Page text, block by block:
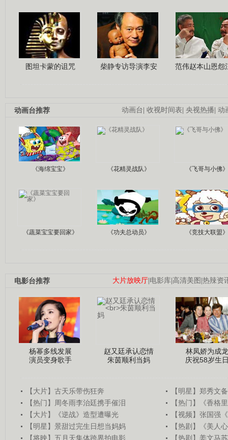
图坦卡蒙的诅咒 柴静专访导演李安 范伟赵本山恩怨
动画台| 收视时间表| 央视热播| 动
动画台推荐
《海绵宝宝》 《花精灵战队》 《飞哥与小佛》
《蔬菜宝宝要回家》 《功夫总动员》 《竞技大联盟》
大片放映厅|电影库|高清美图 |热辣资
电影台推荐
杨幂多线发展
演员变身歌手
赵又廷承认恋情
朱茵顺利当妈
林凤娇为成龙
庆祝58岁生
【大片】古天乐带伤狂奔
【明星】郑秀文
【热门】周冬雨李治廷携手催泪
【热门】《香格
【大片】《逆战》造型遭曝光
【视频】张国强
【明星】景甜过完生日想当妈妈
【热剧】《美人
【将映】五月天集体跨界拍电影
【热剧】姜文马